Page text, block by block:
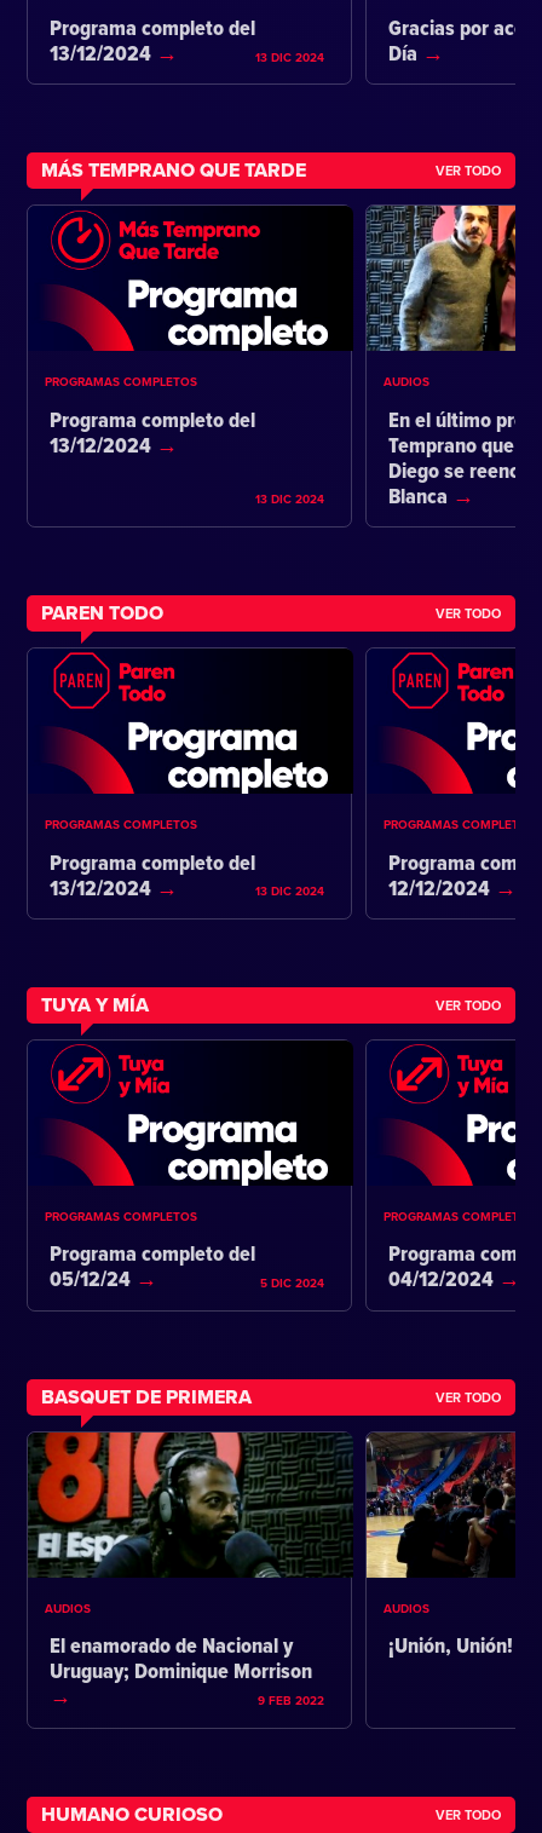
Programa completo del
13/12/2024
13 DIC 2024
Gracias por
Día
MÁS TEMPRANO QUE TARDE VER TODO
PROGRAMAS COMPLETOS
Programa completo del
13/12/2024
13 DIC 2024
AUDIOS
En el último
Temprano que
Diego se
Blanca
PAREN TODO VER TODO
PROGRAMAS COMPLETOS
Programa completo del
13/12/2024
13 DIC 2024
PROGRAMAS COMPLETOS
Programa
12/12/2024
TUYA Y MÍA VER TODO
PROGRAMAS COMPLETOS
Programa completo del
05/12/24
5 DIC 2024
PROGRAMAS COMPLETOS
Programa
04/12/2024
BASQUET DE PRIMERA VER TODO
AUDIOS
El enamorado de Nacional y
Uruguay; Dominique Morrison
9 FEB 2022
AUDIOS
¡Unión, Unión!
HUMANO CURIOSO VER TODO